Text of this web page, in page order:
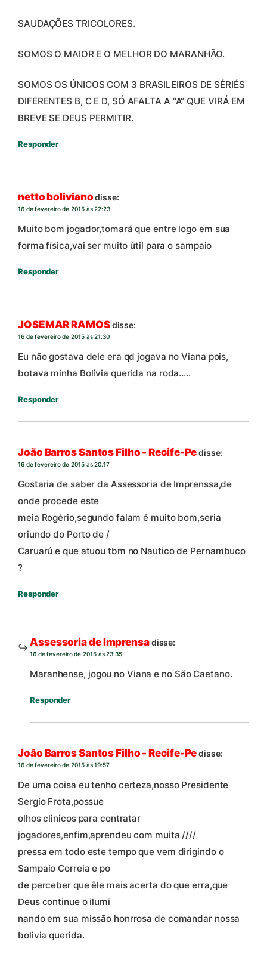
SAUDAÇÕES TRICOLORES.
SOMOS O MAIOR E O MELHOR DO MARANHÃO.
SOMOS OS ÚNICOS COM 3 BRASILEIROS DE SÉRIÉS
DIFERENTES B, C E D, SÓ AFALTA A “A” QUE VIRÁ EM
BREVE SE DEUS PERMITIR.
Responder
netto boliviano disse:
16 de fevereiro de 2015 às 22:23
Muito bom jogador,tomará que entre logo em sua
forma física,vai ser muito útil para o sampaio
Responder
JOSEMAR RAMOSdisse:
16 de fevereiro de 2015 às 21:30
Eu não gostava dele era qd jogava no Viana pois,
botava minha Bolívia querida na roda…..
Responder
João Barros Santos Filho - Recife-Pedisse:
16 de fevereiro de 2015 às 20:17
Gostaria de saber da Assessoria de Imprenssa,de
onde procede este
meia Rogério,segundo falam é muito bom,seria
oriundo do Porto de /
Caruarú e que atuou tbm no Nautico de Pernambuco
?
Responder
Assessoria de Imprensadisse:
16 de fevereiro de 2015 às 23:35
Maranhense, jogou no Viana e no São Caetano.
Responder
João Barros Santos Filho - Recife-Pedisse:
16 de fevereiro de 2015 às 19:57
De uma coisa eu tenho certeza,nosso Presidente
Sergio Frota,possue
olhos clinicos para contratar
jogadores,enfim,aprendeu com muita ////
pressa em todo este tempo que vem dirigindo o
Sampaio Correia e po
de perceber que êle mais acerta do que erra,que
Deus continue o ilumi
nando em sua missão honrrosa de comandar nossa
bolivia querida.